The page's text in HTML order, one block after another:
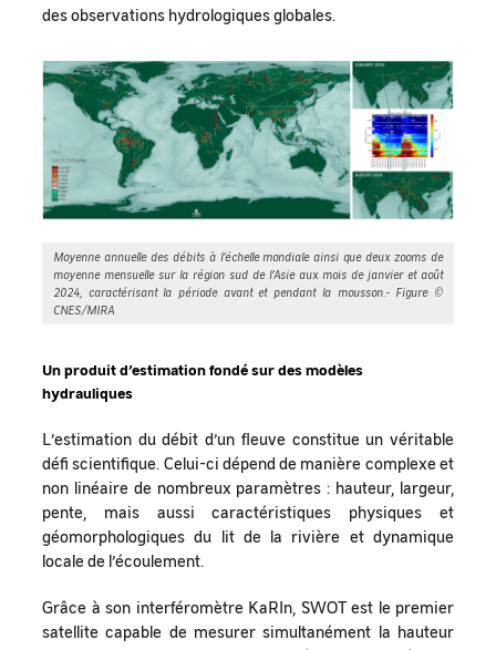
des observations hydrologiques globales.
Moyenne annuelle des débits à l’échelle mondiale ainsi que deux zooms de
moyenne mensuelle sur la région sud de l’Asie aux mois de janvier et août
2024, caractérisant la période avant et pendant la mousson.- Figure ©
CNES/MIRA
Un produit d’estimation fondé sur des modèles
hydrauliques
L’estimation du débit d’un fleuve constitue un véritable
défi scientifique. Celui-ci dépend de manière complexe et
non linéaire de nombreux paramètres : hauteur, largeur,
pente, mais aussi caractéristiques physiques et
géomorphologiques du lit de la rivière et dynamique
locale de l’écoulement.
Grâce à son interféromètre KaRIn, SWOT est le premier
satellite capable de mesurer simultanément la hauteur